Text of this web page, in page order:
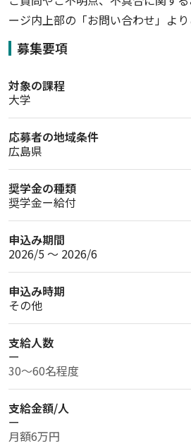
ージ内上部の「お問い合わせ」より
募集要項
対象の課程
大学
応募者の地域条件
広島県
奨学金の種類
奨学金ー給付
申込み期間
2026/5 〜 2026/6
申込み時期
その他
支給人数
ー
30～60名程度
支給金額/人
ー
月額6万円